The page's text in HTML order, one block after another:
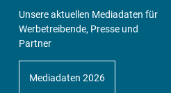
Unsere aktuellen Mediadaten für
Werbetreibende, Presse und
Partner
Mediadaten 2026